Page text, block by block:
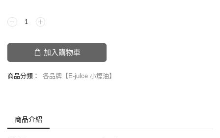
加入購物車
商品分類： 各品牌【E-julce 小煙油】
商品介紹